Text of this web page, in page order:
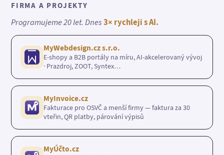
FIRMA A PROJEKTY
Programujeme 20 let. Dnes3× rychleji s AI.
MyWebdesign.cz s.r.o.
E-shopy a B2B portály na míru, AI-akcelerovaný vývoj
· Prazdroj, ZOOT, Syntex…
MyInvoice.cz
Fakturace pro OSVČ a menší firmy — faktura za 30
vteřin, QR platby, párování výpisů
MyÚčto.cz